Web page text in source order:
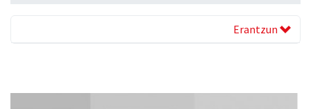
Erantzun